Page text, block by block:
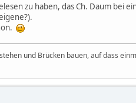
zu haben, das Ch. Daum bei
und Brücken bauen, auf dass